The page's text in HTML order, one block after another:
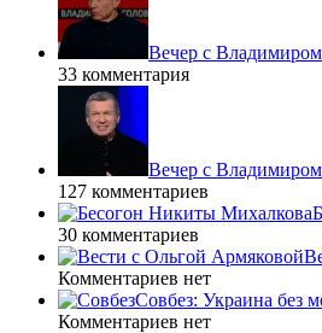
Вечер с
33 комментария
Вечер с
127 комментариев
30 комментариев
Комментариев нет
Совбез: Украина без
Комментариев нет